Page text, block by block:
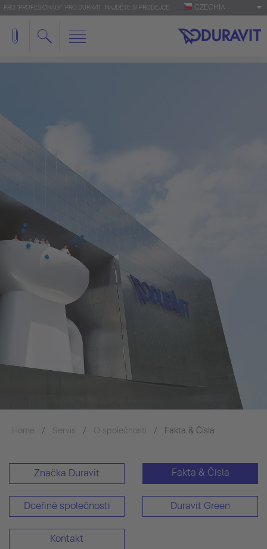
PRO 'PROFESIONÁLY': PRO.DURAVIT NAJDĚTE SI PRODEJCE CZECHIA
Home Servis O společnosti Fakta & Čísla
Značka Duravit Fakta & Čísla
Dceřiné společnosti Duravit Green
Kontakt